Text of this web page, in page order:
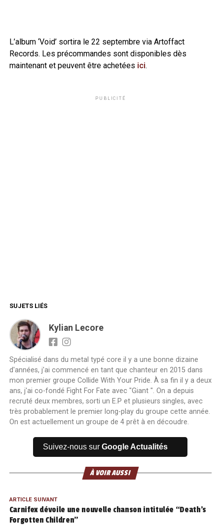
L’album ‘Void’ sortira le 22 septembre via Artoffact
Records. Les précommandes sont disponibles dès
maintenant et peuvent être achetées ici.
PUBLICITÉ
SUJETS LIÉS
Kylian Lecore
Spécialisé dans du metal typé core il y a une bonne dizaine
d'années, j'ai commencé en tant que chanteur en 2015 dans
mon premier groupe Collide With Your Pride. À sa fin il y a deux
ans, j'ai co-fondé Fight For Fate avec "Giant ". On a depuis
recruté deux membres, sorti un E.P et plusieurs singles, avec
très probablement le premier long-play du groupe cette année.
On est actuellement un groupe de 4 prêt à en découdre.
Suivez-nous surGoogle Actualités
À VOIR AUSSI
ARTICLE SUIVANT
Carnifex dévoile une nouvelle chanson intitulée “Death’s
Forgotten Children”